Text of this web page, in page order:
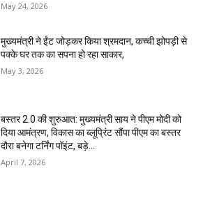
May 24, 2026
मुख्यमंत्री ने ईंट जोड़कर किया श्रमदान, कच्ची झोपड़ी से
पक्के घर तक का सपना हो रहा साकार,
May 3, 2026
बस्तर 2.0 की शुरुआत: मुख्यमंत्री साय ने पीएम मोदी को
दिया आमंत्रण, विकास का ब्लूप्रिंट सौंपा पीएम का बस्तर
दौरा बनेगा टर्निंग पॉइंट, बड़े...
April 7, 2026